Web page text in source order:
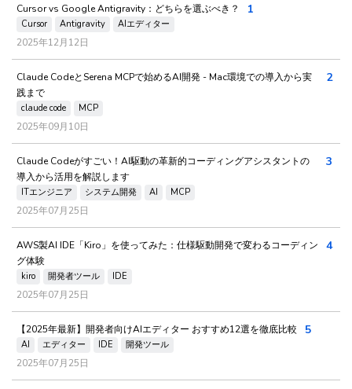
Cursor vs Google Antigravity：どちらを選ぶべき？
Cursor Antigravity AIエディター
2025年12月12日
1
Claude CodeとSerena MCPで始めるAI開発 - Mac環境での導入から実
践まで
claude code MCP
2025年09月10日
2
Claude Codeがすごい！AI駆動の革新的コーディングアシスタントの
導入から活用を解説します
ITエンジニア システム開発 AI MCP
2025年07月25日
3
AWS製AI IDE「Kiro」を使ってみた：仕様駆動開発で変わるコーディン
グ体験
kiro 開発者ツール IDE
2025年07月25日
4
【2025年最新】開発者向けAIエディター おすすめ12選を徹底比較
AI エディター IDE 開発ツール
2025年07月25日
5